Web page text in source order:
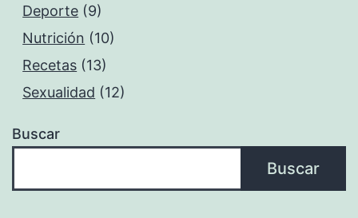
Deporte (9)
Nutrición (10)
Recetas (13)
Sexualidad (12)
Buscar
Buscar